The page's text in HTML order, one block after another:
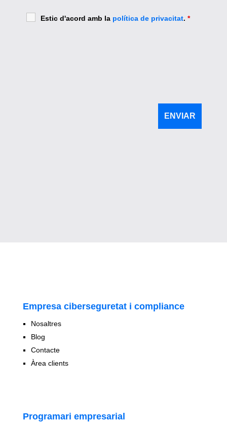
Estic d'acord amb lapolítica de privacitat. *
Empresa ciberseguretat i compliance
Nosaltres
Blog
Contacte
Àrea clients
Programari empresarial